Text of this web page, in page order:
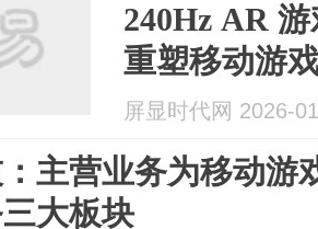
240Hz AR
重塑移动游
屏显时代网 2026-
主营业务为移动游
大板块